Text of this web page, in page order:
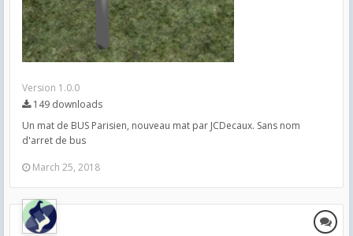
Version 1.0.0
149 downloads
Un mat de BUS Parisien, nouveau mat par JCDecaux. Sans nom
d'arret de bus
March 25, 2018